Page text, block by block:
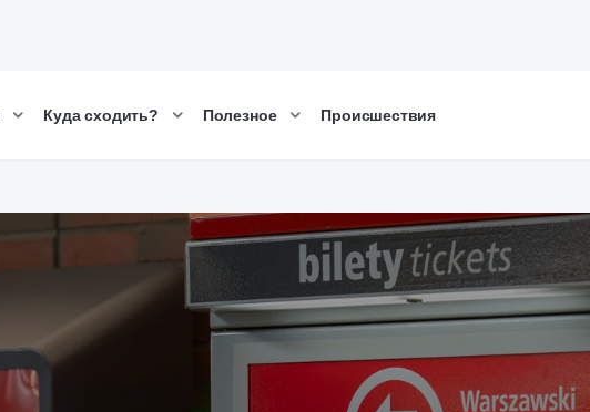
Куда сходить? Полезное Происшествия